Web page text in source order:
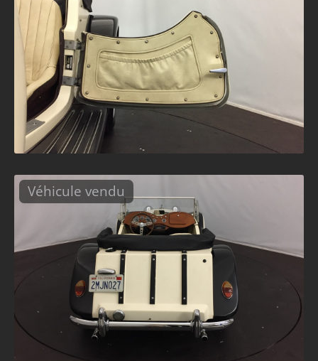
Véhicule vendu